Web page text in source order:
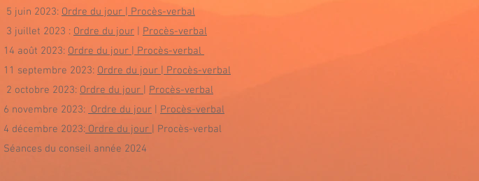
5 juin 2023: Ordre du jour |
Procès-verbal
3 juillet 2023 : Ordre du jour
Procès-verbal
14 août 2023: Ordre du jour
Procès-verbal
11 septembre 2023: Ordre du jour
Procès-verbal
2 octobre 2023: Ordre du jour
Procès-verbal
6 novembre 2023: Ordre du jour
Procès-verbal
4 décembre 2023: Ordre du jour
Procès-verbal
Séances du conseil année 2024